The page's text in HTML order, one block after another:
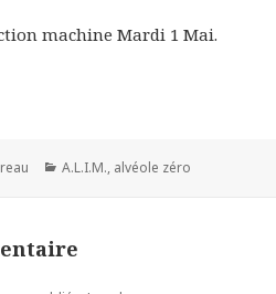
machine Mardi 1 Mai.
Catégories
A.L.I.M., alvéole zéro